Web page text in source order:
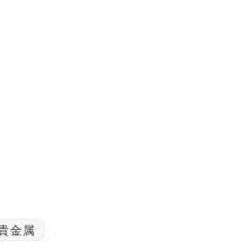
金属